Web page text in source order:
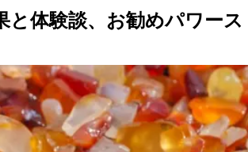
と体験談、お勧めパワース